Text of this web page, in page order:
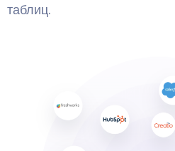
таблиц.